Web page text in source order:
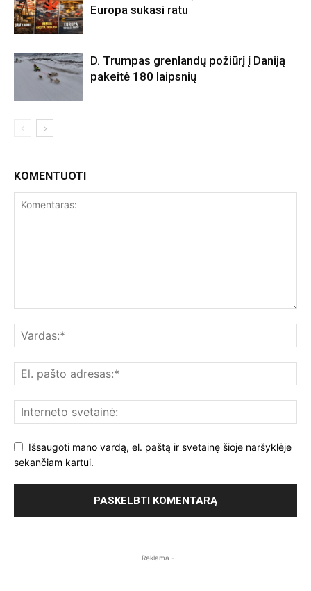
Europa sukasi ratu
D. Trumpas grenlandų požiūrį į Daniją
pakeitė 180 laipsnių
KOMENTUOTI
Išsaugoti mano vardą, el. paštą ir svetainę šioje naršyklėje
sekančiam kartui.
- Reklama -